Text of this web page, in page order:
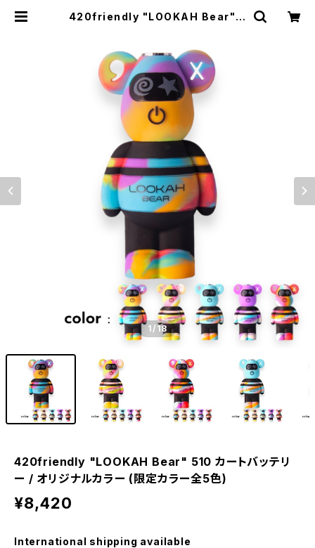
420friendly "LOOKAH Bear" 5
uya official
1/18
420friendly "LOOKAH Bear" 510 カートバッテリ
ー / オリジナルカラー (限定カラー全5色)
¥8,420
International shipping available